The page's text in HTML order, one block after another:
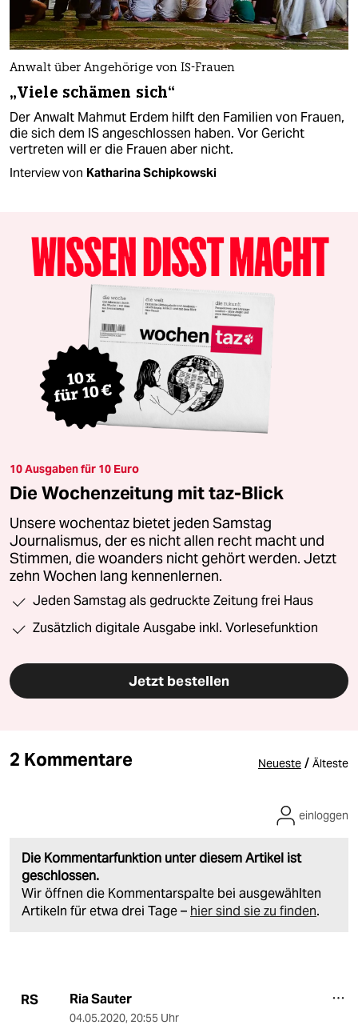
Anwalt über Angehörige von IS-Frauen
„Viele schämen sich“
Der Anwalt Mahmut Erdem hilft den Familien von Frauen,
die sich dem IS angeschlossen haben. Vor Gericht
vertreten will er die Frauen aber nicht.
Interview von Katharina Schipkowski
10 Ausgaben für 10 Euro
Die Wochenzeitung mit taz-Blick
Unsere wochentaz bietet jeden Samstag
Journalismus, der es nicht allen recht macht und
Stimmen, die woanders nicht gehört werden. Jetzt
zehn Wochen lang kennenlernen.
Jeden Samstag als gedruckte Zeitung frei Haus
Zusätzlich digitale Ausgabe inkl. Vorlesefunktion
Jetzt bestellen
2 Kommentare Neueste / Älteste
Die Kommentarfunktion unter diesem Artikel ist
geschlossen.
Wir öffnen die Kommentarspalte bei ausgewählten
Artikeln für etwa drei Tage – hier sind sie zu finden.
einloggen
RS Ria Sauter
04.05.2020, 20:55 Uhr